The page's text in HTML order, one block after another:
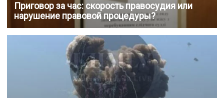
Приговор за час: скорость правосудия или
нарушение правовой процедуры?